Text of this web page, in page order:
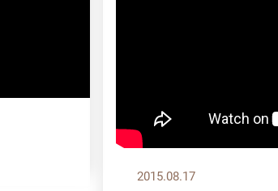
2015.08.17